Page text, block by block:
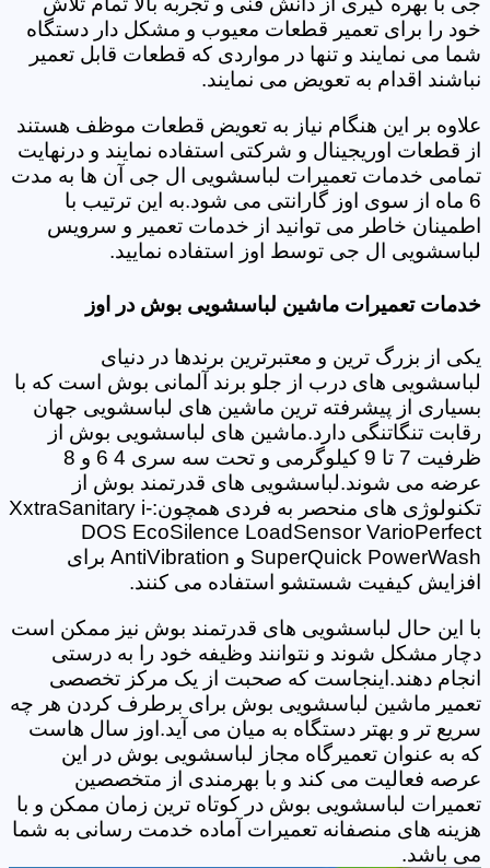
خود را برای تعمیر قطعات معیوب و مشکل دار دستگاه
شما می نمایند و تنها در مواردی که قطعات قابل تعمیر
نباشند اقدام به تعویض می نمایند.
علاوه بر این هنگام نیاز به تعویض قطعات موظف هستند
از قطعات اوریجینال و شرکتی استفاده نمایند و درنهایت
تمامی خدمات تعمیرات لباسشویی ال جی آن ها به مدت
6 ماه از سوی اوز گارانتی می شود.به این ترتیب با
اطمینان خاطر می توانید از خدمات تعمیر و سرویس
لباسشویی ال جی توسط اوز استفاده نمایید.
خدمات تعمیرات ماشین لباسشویی بوش در اوز
یکی از بزرگ ترین و معتبرترین برندها در دنیای
لباسشویی های درب از جلو برند آلمانی بوش است که با
بسیاری از پیشرفته ترین ماشین های لباسشویی جهان
رقابت تنگاتنگی دارد.ماشین های لباسشویی بوش از
ظرفیت 7 تا 9 کیلوگرمی و تحت سه سری 4 6 و 8
عرضه می شوند.لباسشویی های قدرتمند بوش از
تکنولوژی های منحصر به فردی همچون:XxtraSanitary i-
DOS EcoSilence LoadSensor VarioPerfect
SuperQuick PowerWash و AntiVibration برای
افزایش کیفیت شستشو استفاده می کنند.
با این حال لباسشویی های قدرتمند بوش نیز ممکن است
دچار مشکل شوند و نتوانند وظیفه خود را به درستی
انجام دهند.اینجاست که صحبت از یک مرکز تخصصی
تعمیر ماشین لباسشویی بوش برای برطرف کردن هر چه
سریع تر و بهتر دستگاه به میان می آید.اوز سال هاست
که به عنوان تعمیرگاه مجاز لباسشویی بوش در این
عرصه فعالیت می کند و با بهرمندی از متخصصین
تعمیرات لباسشویی بوش در کوتاه ترین زمان ممکن و با
هزینه های منصفانه تعمیرات آماده خدمت رسانی به شما
می باشد.